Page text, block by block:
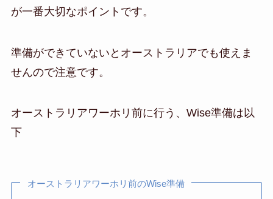
が一番大切なポイントです。
準備ができていないとオーストラリアでも使えま
せんので注意です。
オーストラリアワーホリ前に行う、Wise準備は以
下
オーストラリアワーホリ前のWise準備